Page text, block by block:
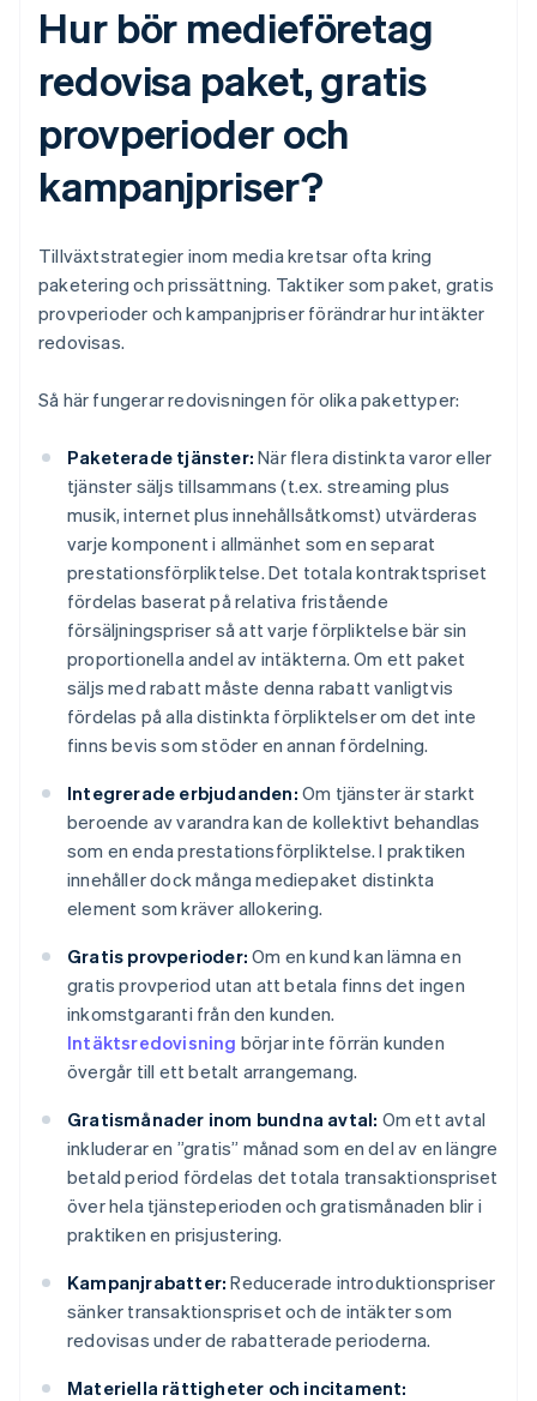
Hur bör medieföretag
redovisa paket, gratis
provperioder och
kampanjpriser?
Tillväxtstrategier inom media kretsar ofta kring
paketering och prissättning. Taktiker som paket, gratis
provperioder och kampanjpriser förändrar hur intäkter
redovisas.
Så här fungerar redovisningen för olika pakettyper:
Paketerade tjänster: När flera distinkta varor eller
tjänster säljs tillsammans (t.ex. streaming plus
musik, internet plus innehållsåtkomst) utvärderas
varje komponent i allmänhet som en separat
prestationsförpliktelse. Det totala kontraktspriset
fördelas baserat på relativa fristående
försäljningspriser så att varje förpliktelse bär sin
proportionella andel av intäkterna. Om ett paket
säljs med rabatt måste denna rabatt vanligtvis
fördelas på alla distinkta förpliktelser om det inte
finns bevis som stöder en annan fördelning.
Integrerade erbjudanden: Om tjänster är starkt
beroende av varandra kan de kollektivt behandlas
som en enda prestationsförpliktelse. I praktiken
innehåller dock många mediepaket distinkta
element som kräver allokering.
Gratis provperioder: Om en kund kan lämna en
gratis provperiod utan att betala finns det ingen
inkomstgaranti från den kunden.
Intäktsredovisning börjar inte förrän kunden
övergår till ett betalt arrangemang.
Gratismånader inom bundna avtal: Om ett avtal
inkluderar en ”gratis” månad som en del av en längre
betald period fördelas det totala transaktionspriset
över hela tjänsteperioden och gratismånaden blir i
praktiken en prisjustering.
Kampanjrabatter: Reducerade introduktionspriser
sänker transaktionspriset och de intäkter som
redovisas under de rabatterade perioderna.
Materiella rättigheter och incitament: